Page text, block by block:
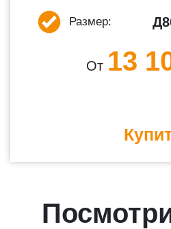
Размер:
От 13